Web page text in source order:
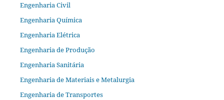
Engenharia Civil
Engenharia Química
Engenharia Elétrica
Engenharia de Produção
Engenharia Sanitária
Engenharia de Materiais e Metalurgia
Engenharia de Transportes